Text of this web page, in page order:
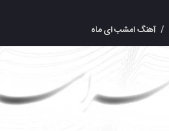
/ آهنگ امشب ای ماه